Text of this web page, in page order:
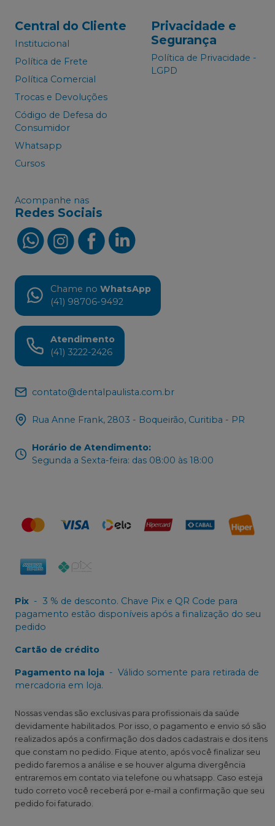
Central do Cliente
Institucional
Política de Frete
Política Comercial
Trocas e Devoluções
Código de Defesa do
Consumidor
Whatsapp
Cursos
Privacidade e
Segurança
Política de Privacidade -
LGPD
Acompanhe nas
Redes Sociais
Chame no WhatsApp
(41) 98706-9492
Atendimento
(41) 3222-2426
contato@dentalpaulista.com.br
Rua Anne Frank, 2803 - Boqueirão, Curitiba - PR
Horário de Atendimento:
Segunda a Sexta-feira: das 08:00 às 18:00
Pix - 3 % de desconto. Chave Pix e QR Code para
pagamento estão disponíveis após a finalização do seu
pedido
Cartão de crédito
Pagamento na loja - Válido somente para retirada de
mercadoria em loja.
Nossas vendas são exclusivas para profissionais da saúde
devidamente habilitados. Por isso, o pagamento e envio só são
realizados após a confirmação dos dados cadastrais e dos itens
que constam no pedido. Fique atento, após você finalizar seu
pedido faremos a análise e se houver alguma divergência
entraremos em contato via telefone ou whatsapp. Caso esteja
tudo correto você receberá por e-mail a confirmação que seu
pedido foi faturado.